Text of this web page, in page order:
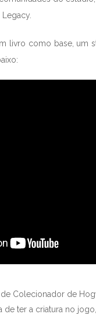
livro como base, um
Colecionador de
de ter a criatura no